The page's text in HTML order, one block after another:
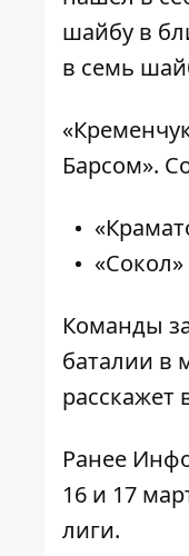
шайбу в
в семь
Барсом».
«Сокол»
Команды
баталии в
расскажет
Ранее
16 и 17
лиги.